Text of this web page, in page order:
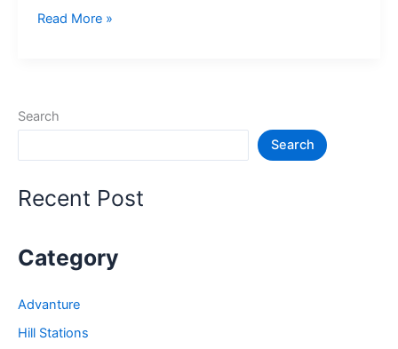
10+
जगह
Places
Read More »
Search
Search
Recent Post
Category
Advanture
Hill Stations